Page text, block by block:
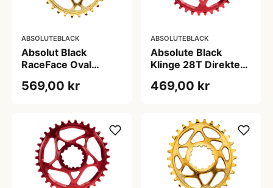
ABSOLUTEBLACK
Absolut Black
RaceFace Oval
569,00 kr
ABSOLUTEBLACK
Absolute Black
Klinge 28T Direkte
GXP Rød
469,00 kr